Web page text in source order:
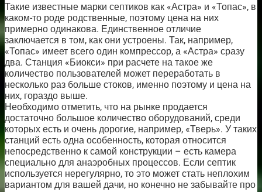
Такие известные марки септиков как «Астра» и «Топас», в
каком-то роде родственные, поэтому цена на них
примерно одинакова. Единственное отличие
заключается в том, как они устроены. Так, например,
«Топас» имеет всего один компрессор, а «Астра» сразу
два. Станция «Биокси» при расчете на такое же
количество пользователей может переработать в
несколько раз больше стоков, именно поэтому и цена на
них, гораздо выше.
Необходимо отметить, что на рынке продается
достаточно большое количество оборудований, среди
которых есть и очень дорогие, например, «Тверь». У таких
станций есть одна особенность, которая относится
непосредственно к самой конструкции – есть камера
специально для анаэробных процессов. Если септик
используется нерегулярно, то это может стать неплохим
вариантом для вашей дачи, но конечно не забывайте про